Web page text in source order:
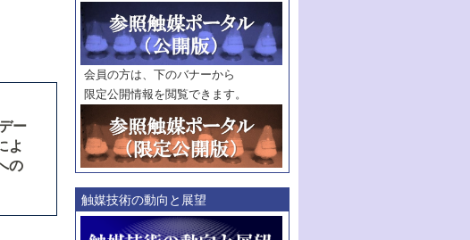
ー
よ
の
巻
号
範囲指定
巻
号～
巻
号
触媒年鑑
年度
記事種別
マーク：
マークあり
会員の方は、下のバナーから
限定公開情報を閲覧できます。
触媒技術の動向と展望